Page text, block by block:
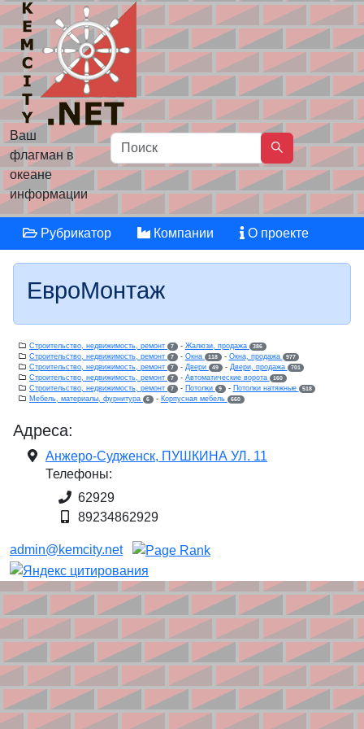
Ваш
флагман в
океане
информации
Рубрикатор Компании О проекте
ЕвроМонтаж
Строительство, недвижимость, ремонт 7 - Жалюзи, продажа 386
Строительство, недвижимость, ремонт 7 - Окна 118 - Окна, продажа 977
Строительство, недвижимость, ремонт 7 - Двери 49 - Двери, продажа 701
Строительство, недвижимость, ремонт 7 - Автоматические ворота 160
Строительство, недвижимость, ремонт 7 - Потолки 9 - Потолки натяжные 518
Мебель, материалы, фурнитура 6 - Корпусная мебель 660
Адреса:
Анжеро-Судженск, ПУШКИНА УЛ. 11
Телефоны:
62929
89234862929
admin@kemcity.net